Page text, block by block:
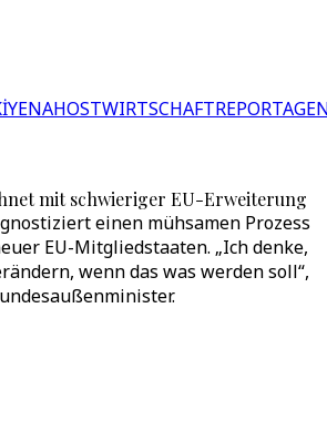
NAHOSTWIRTSCHAFT
mit schwieriger EU-Erweiterung
einen mühsamen Prozess
EU-Mitgliedstaaten. „Ich denke,
wenn das was werden soll“,